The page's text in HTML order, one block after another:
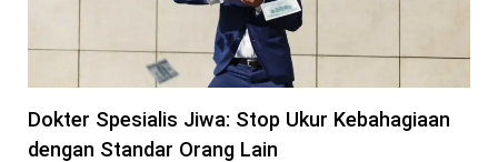
Dokter Spesialis Jiwa: Stop Ukur Kebahagiaan
dengan Standar Orang Lain